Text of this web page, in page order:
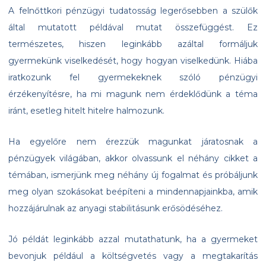
A felnőttkori pénzügyi tudatosság legerősebben a szülők
által mutatott példával mutat összefüggést. Ez
természetes, hiszen leginkább azáltal formáljuk
gyermekünk viselkedését, hogy hogyan viselkedünk. Hiába
iratkozunk fel gyermekeknek szóló pénzügyi
érzékenyítésre, ha mi magunk nem érdeklődünk a téma
iránt, esetleg hitelt hitelre halmozunk.
Ha egyelőre nem érezzük magunkat járatosnak a
pénzügyek világában, akkor olvassunk el néhány cikket a
témában, ismerjünk meg néhány új fogalmat és próbáljunk
meg olyan szokásokat beépíteni a mindennapjainkba, amik
hozzájárulnak az anyagi stabilitásunk erősödéséhez.
Jó példát leginkább azzal mutathatunk, ha a gyermeket
bevonjuk például a költségvetés vagy a megtakarítás